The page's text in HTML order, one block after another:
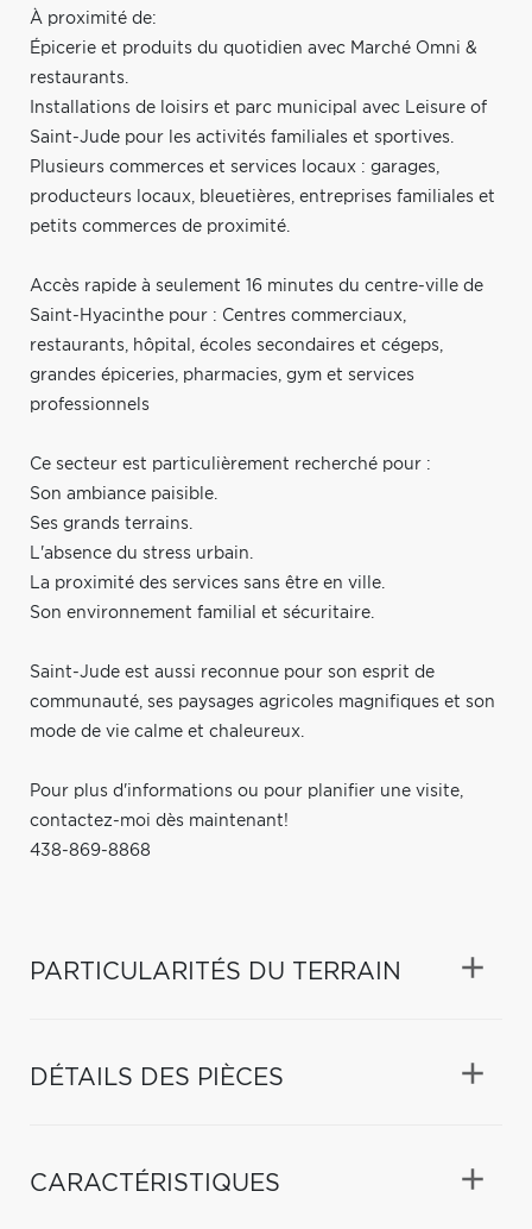
À proximité de:
Épicerie et produits du quotidien avec Marché Omni &
restaurants.
Installations de loisirs et parc municipal avec Leisure of
Saint-Jude pour les activités familiales et sportives.
Plusieurs commerces et services locaux : garages,
producteurs locaux, bleuetières, entreprises familiales et
petits commerces de proximité.
Accès rapide à seulement 16 minutes du centre-ville de
Saint-Hyacinthe pour : Centres commerciaux,
restaurants, hôpital, écoles secondaires et cégeps,
grandes épiceries, pharmacies, gym et services
professionnels
Ce secteur est particulièrement recherché pour :
Son ambiance paisible.
Ses grands terrains.
L'absence du stress urbain.
La proximité des services sans être en ville.
Son environnement familial et sécuritaire.
Saint-Jude est aussi reconnue pour son esprit de
communauté, ses paysages agricoles magnifiques et son
mode de vie calme et chaleureux.
Pour plus d'informations ou pour planifier une visite,
contactez-moi dès maintenant!
438-869-8868
PARTICULARITÉS DU TERRAIN
DÉTAILS DES PIÈCES
CARACTÉRISTIQUES